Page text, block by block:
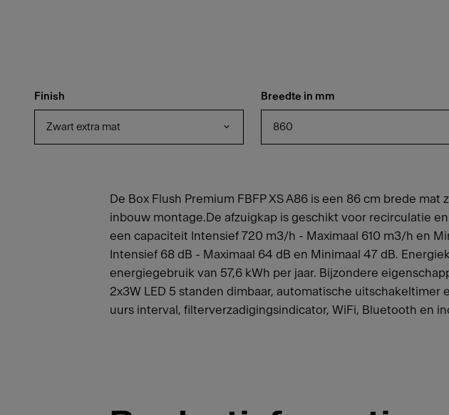
Finish
Zwart extra mat
Breedte in mm
860
De Box Flush Premium FBFP XS A86 is een 86 cm brede mat
inbouw montage.De afzuigkap is geschikt voor recirculatie
een capaciteit Intensief 720 m3/h - Maximaal 610 m3/h en
Intensief 68 dB - Maximaal 64 dB en Minimaal 47 dB.
energiegebruik van 57,6 kWh per jaar. Bijzondere
2x3W LED 5 standen dimbaar, automatische uitschakeltimer
uurs interval, filterverzadigingsindicator, WiFi, Bluetooth en